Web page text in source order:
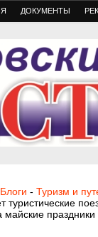
ДОКУМЕНТЫ
Блоги - Туризм и
туристические
майские праздники